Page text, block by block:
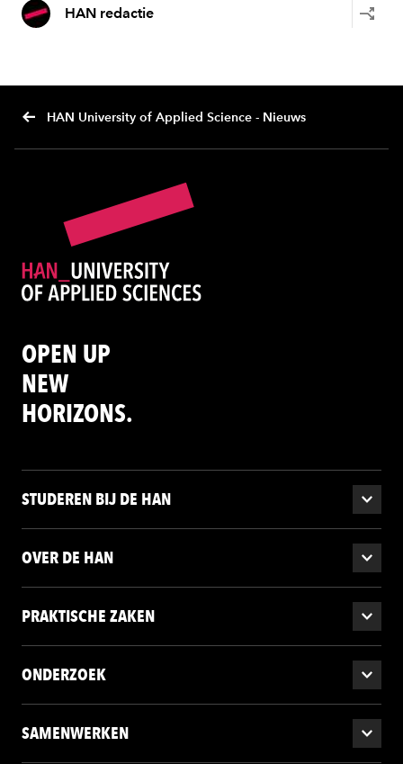
HAN redactie
HAN University of Applied Science - Nieuws
OPEN UP
NEW
HORIZONS.
STUDEREN BIJ DE HAN
OVER DE HAN
PRAKTISCHE ZAKEN
ONDERZOEK
SAMENWERKEN